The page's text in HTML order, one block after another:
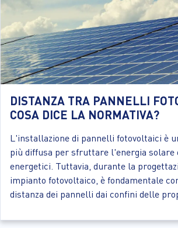
DISTANZA TRA PANNELLI
COSA DICE LA NORMATIVA?
L'installazione di pannelli fotovoltaici è
più diffusa per sfruttare l'energia solare
energetici. Tuttavia, durante la
impianto fotovoltaico, è fondamentale
distanza dei pannelli dai confini delle